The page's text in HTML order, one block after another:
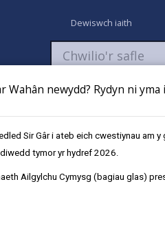
newydd? Rydyn ni yma
Sir Gâr i ateb eich cwestiynau am y
tymor yr hydref 2026.
Ailgylchu Cymysg (bagiau glas)
Dewiswch iaith
Talu Cyflwyno cais